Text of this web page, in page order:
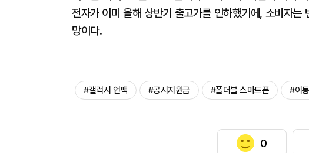
전자가 이미 올해 상반기 출고가를 인하했기에, 소비자
망이다.
#갤럭시 언팩 #공시지원금 #폴더블 스마트폰 #이
0